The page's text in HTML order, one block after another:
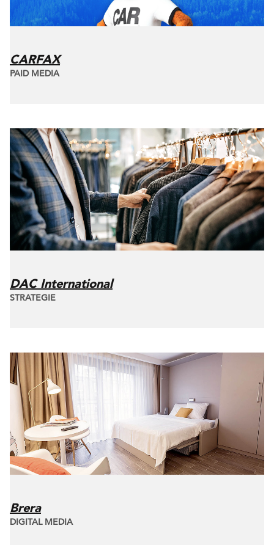
CARFAX
PAID MEDIA
DAC International
STRATEGIE
Brera
DIGITAL MEDIA